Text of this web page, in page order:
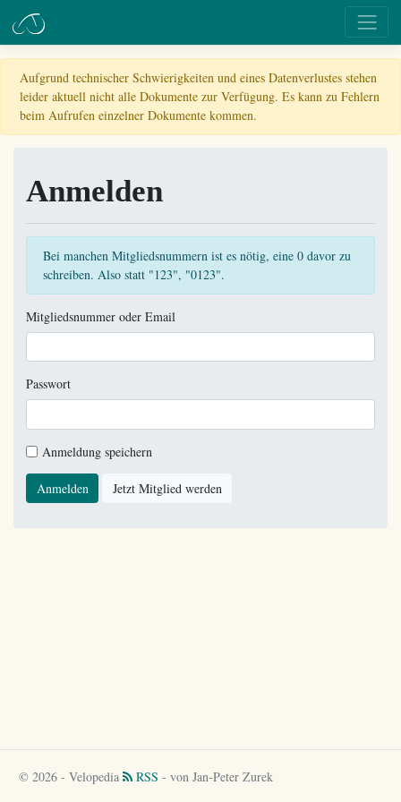
Aufgrund technischer Schwierigkeiten und eines Datenverlustes stehen
leider aktuell nicht alle Dokumente zur Verfügung. Es kann zu Fehlern
beim Aufrufen einzelner Dokumente kommen.
Anmelden
Bei manchen Mitgliedsnummern ist es nötig, eine 0 davor zu
schreiben. Also statt "123", "0123".
Mitgliedsnummer oder Email
Passwort
Anmeldung speichern
Anmelden Jetzt Mitglied werden
© 2026 - Velopedia RSS - von Jan-Peter Zurek